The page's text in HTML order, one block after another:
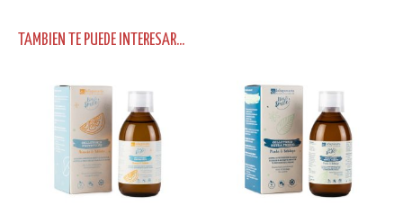
TAMBIEN TE PUEDE INTERESAR...